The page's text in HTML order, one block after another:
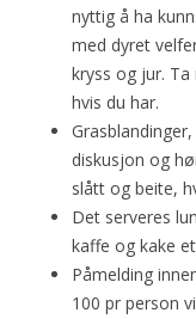
nyttig å ha
med dyret
kryss og jur.
hvis du har.
diskusjon og
slått og beite,
Det serveres
kaffe og kake
Påmelding
100 pr person